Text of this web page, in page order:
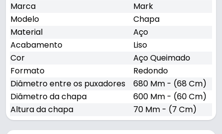
Marca
Mark
Modelo
Chapa
Material
Aço
Acabamento
Liso
Cor
Aço Queimado
Formato
Redondo
Diâmetro entre os puxadores
680 Mm - (68 Cm)
Diâmetro da chapa
600 Mm - (60 Cm)
Altura da chapa
70 Mm - (7 Cm)